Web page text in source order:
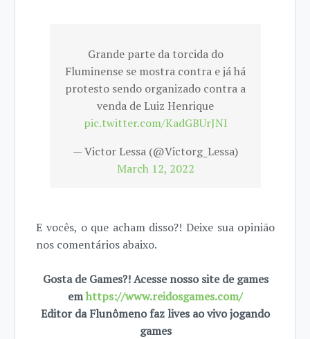
Grande parte da torcida do
Fluminense se mostra contra e já há
protesto sendo organizado contra a
venda de Luiz Henrique
pic.twitter.com/KadGBUrJNI
— Victor Lessa (@Victorg_Lessa)
March 12, 2022
E vocês, o que acham disso?! Deixe sua opinião
nos comentários abaixo.
Gosta de Games?! Acesse nosso site de games
emhttps://www.reidosgames.com/
Editor da Flunômeno faz lives ao vivo jogando
games